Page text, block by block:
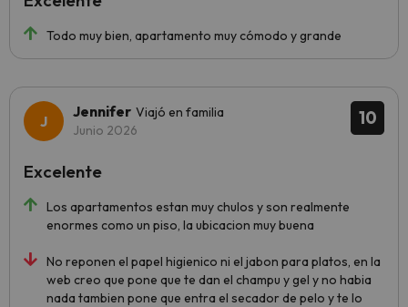
Todo muy bien, apartamento muy cómodo y grande
10
Jennifer Viajó en familia
Junio 2026
Los apartamentos estan muy chulos y son realmente
enormes como un piso, la ubicacion muy buena
No reponen el papel higienico ni el jabon para platos, en la
web creo que pone que te dan el champu y gel y no habia
nada tambien pone que entra el secador de pelo y te lo
Excelente